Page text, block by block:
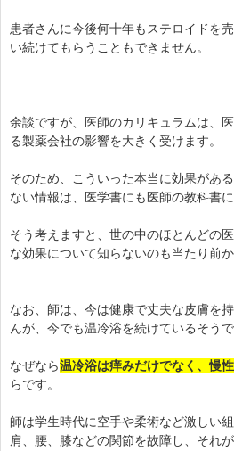
患者さんに今後何十年もステロイドを
い続けてもらうこともできません。
余談ですが、医師のカリキュラムは、
る製薬会社の影響を大きく受けます。
そのため、こういった本当に効果があ
ない情報は、医学書にも医師の教科書
そう考えますと、世の中のほとんどの
な効果について知らないのも当たり前か
なお、師は、今は健康で丈夫な皮膚を
んが、今でも温冷浴を続けているそうで
なぜなら温冷浴は痒みだけでなく、慢
らです。
師は学生時代に空手や柔術など激しい
肩、腰、膝などの関節を故障し、それ